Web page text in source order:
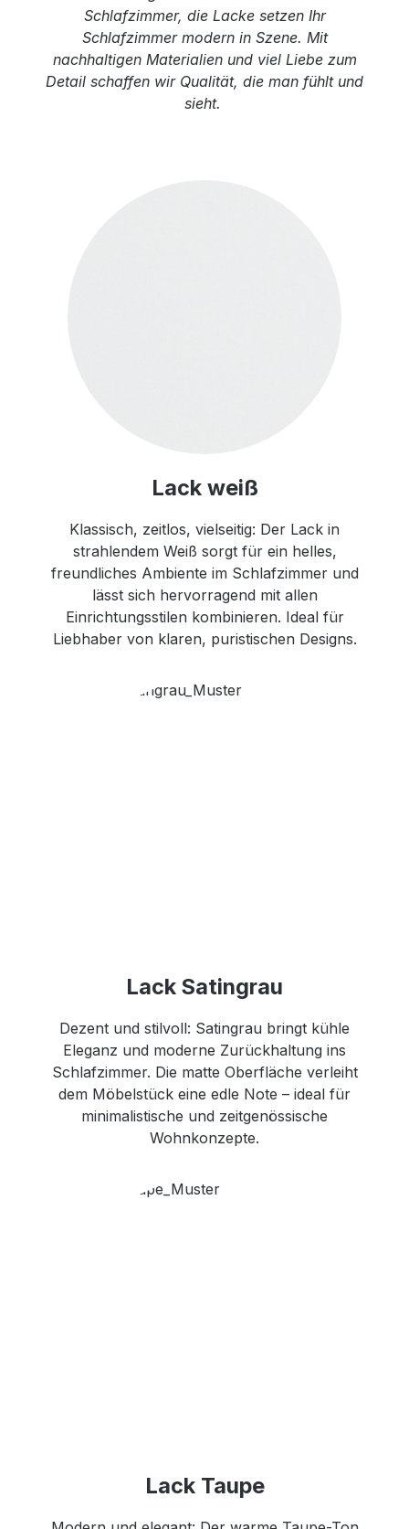
Schlafzimmer, die Lacke setzen Ihr
Schlafzimmer modern in Szene. Mit
nachhaltigen Materialien und viel Liebe zum
Detail schaffen wir Qualität, die man fühlt und
sieht.
Lack weiß
Klassisch, zeitlos, vielseitig: Der Lack in
strahlendem Weiß sorgt für ein helles,
freundliches Ambiente im Schlafzimmer und
lässt sich hervorragend mit allen
Einrichtungsstilen kombinieren. Ideal für
Liebhaber von klaren, puristischen Designs.
Lack Satingrau
Dezent und stilvoll: Satingrau bringt kühle
Eleganz und moderne Zurückhaltung ins
Schlafzimmer. Die matte Oberfläche verleiht
dem Möbelstück eine edle Note – ideal für
minimalistische und zeitgenössische
Wohnkonzepte.
Lack Taupe